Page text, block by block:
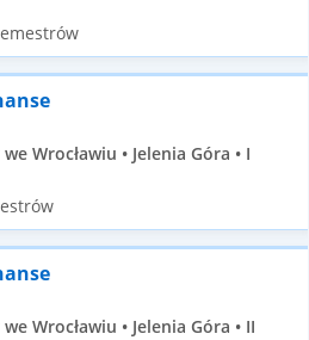
Wrocławiu • Jelenia Góra • I
Wrocławiu • Jelenia Góra • II